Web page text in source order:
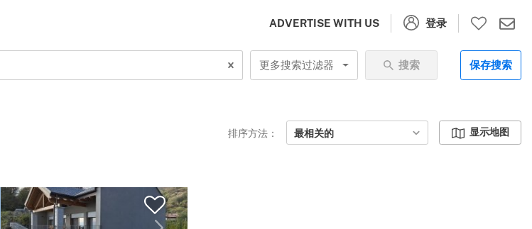
ADVERTISE WITH US 登录
更多搜索过滤器 搜索 保存搜索
排序方法： 最相关的 显示地图